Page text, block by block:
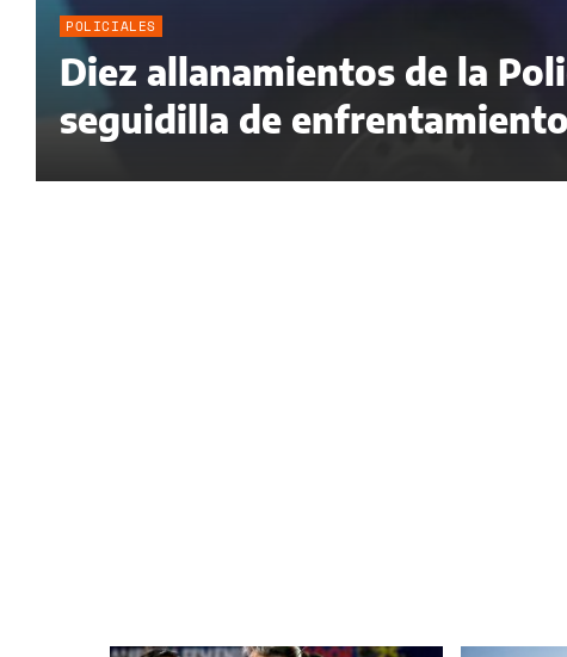
POLICIALES
Diez allanamientos de la
seguidilla de